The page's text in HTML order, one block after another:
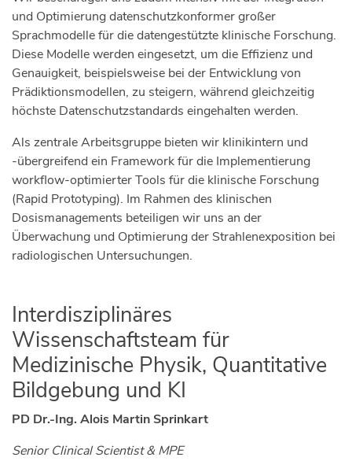
und Optimierung datenschutzkonformer großer
Sprachmodelle für die datengestützte klinische Forschung.
Diese Modelle werden eingesetzt, um die Effizienz und
Genauigkeit, beispielsweise bei der Entwicklung von
Prädiktionsmodellen, zu steigern, während gleichzeitig
höchste Datenschutzstandards eingehalten werden.
Als zentrale Arbeitsgruppe bieten wir klinikintern und
-übergreifend ein Framework für die Implementierung
workflow-optimierter Tools für die klinische Forschung
(Rapid Prototyping). Im Rahmen des klinischen
Dosismanagements beteiligen wir uns an der
Überwachung und Optimierung der Strahlenexposition bei
radiologischen Untersuchungen.
Interdisziplinäres
Wissenschaftsteam für
Medizinische Physik, Quantitative
Bildgebung und KI
PD Dr.-Ing. Alois Martin Sprinkart
Senior Clinical Scientist & MPE